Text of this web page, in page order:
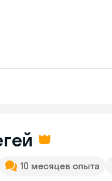
10 месяцев опыта